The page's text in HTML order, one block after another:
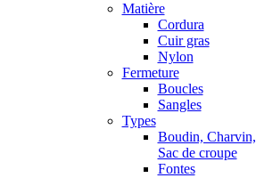
Matière
Cordura
Cuir gras
Nylon
Fermeture
Boucles
Sangles
Types
Boudin, Charvin,
Sac de croupe
Fontes